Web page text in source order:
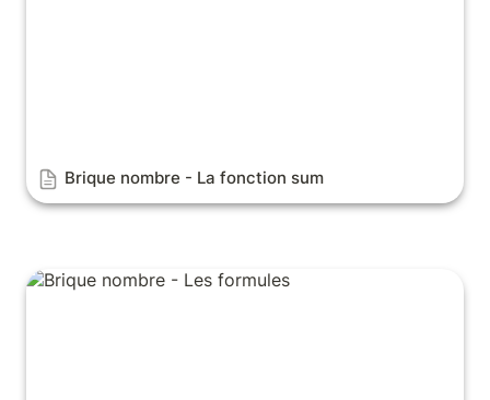
Brique nombre - La fonction sum
Brique nombre - Les formules